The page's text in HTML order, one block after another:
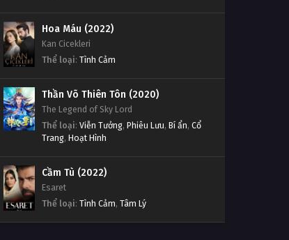
Hoa Máu (2022)
Kan Cicekleri
Thể loại: Tình Cảm
Thần Võ Thiên Tôn (2020)
The Legend of Sky Lord
Thể loại: Viễn Tưởng, Phiêu Lưu, Bí ẩn, Cổ
Trang, Hoạt Hình
Cầm Tù (2022)
Esaret
Thể loại: Tình Cảm, Tâm Lý